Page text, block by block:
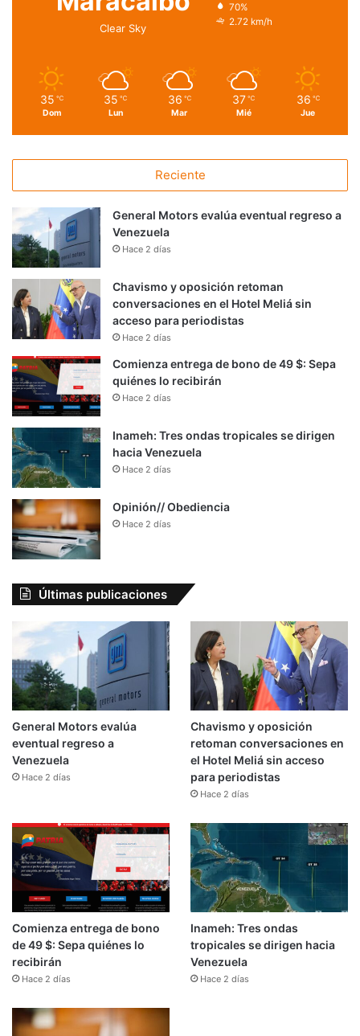
Clear Sky
70%
2.72 km/h
35 ℃
Dom
35 ℃
Lun
36 ℃
Mar
37 ℃
Mié
36 ℃
Jue
Reciente
General Motors evalúa eventual regreso a
Venezuela
Hace 2 días
Chavismo y oposición retoman
conversaciones en el Hotel Meliá sin
acceso para periodistas
Hace 2 días
Comienza entrega de bono de 49 $: Sepa
quiénes lo recibirán
Hace 2 días
Inameh: Tres ondas tropicales se dirigen
hacia Venezuela
Hace 2 días
Opinión// Obediencia
Hace 2 días
Últimas publicaciones
General Motors evalúa
eventual regreso a
Venezuela
Hace 2 días
Chavismo y oposición
retoman conversaciones en
el Hotel Meliá sin acceso
para periodistas
Hace 2 días
Comienza entrega de bono
de 49 $: Sepa quiénes lo
recibirán
Hace 2 días
Inameh: Tres ondas
tropicales se dirigen hacia
Venezuela
Hace 2 días